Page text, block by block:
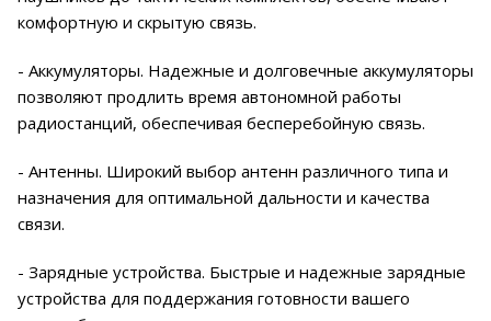
комфортную и скрытую связь.
- Аккумуляторы. Надежные и долговечные аккумуляторы
позволяют продлить время автономной работы
радиостанций, обеспечивая бесперебойную связь.
- Антенны. Широкий выбор антенн различного типа и
назначения для оптимальной дальности и качества
связи.
- Зарядные устройства. Быстрые и надежные зарядные
устройства для поддержания готовности вашего